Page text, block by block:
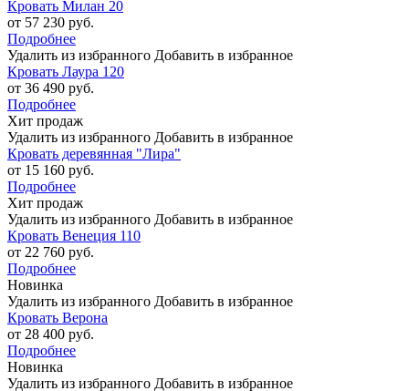
Кровать Милан 20
от 57 230 руб.
Подробнее
Удалить из избранного Добавить в избранное
Кровать Лаура 120
от 36 490 руб.
Подробнее
Хит продаж
Удалить из избранного Добавить в избранное
Кровать деревянная "Лира"
от 15 160 руб.
Подробнее
Хит продаж
Удалить из избранного Добавить в избранное
Кровать Венеция 110
от 22 760 руб.
Подробнее
Новинка
Удалить из избранного Добавить в избранное
Кровать Верона
от 28 400 руб.
Подробнее
Новинка
Удалить из избранного Добавить в избранное